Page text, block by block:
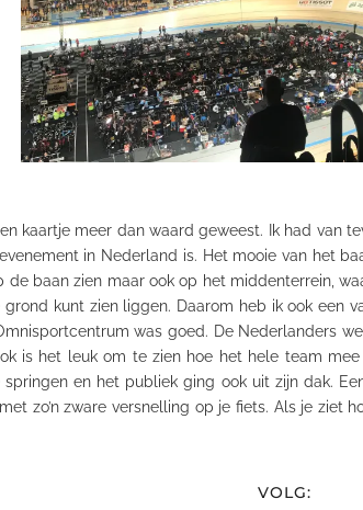
kaartje meer dan waard geweest. Ik had van
in Nederland is. Het mooie van het
baan zien maar ook op het middenterrein,
kunt zien liggen. Daarom heb ik ook een
was goed. De Nederlanders
is het leuk om te zien hoe het hele team
en het publiek ging ook uit zijn dak.
zo’n zware versnelling op je fiets. Als je
VOLG: